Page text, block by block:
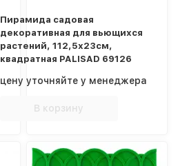
Пирамида садовая
декоративная для вьющихся
растений, 112,5х23см,
квадратная PALISAD 69126
цену уточняйте у менеджера
В корзину